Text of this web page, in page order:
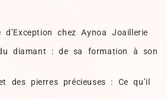
chez Aynoa Joaillerie
diamant : de sa formation à son
des pierres précieuses : Ce qu’il